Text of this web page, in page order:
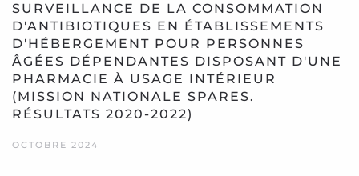
SURVEILLANCE DE LA CONSOMMATION
D'ANTIBIOTIQUES EN ÉTABLISSEMENTS
D'HÉBERGEMENT POUR PERSONNES
ÂGÉES DÉPENDANTES DISPOSANT D'UNE
PHARMACIE À USAGE INTÉRIEUR
(MISSION NATIONALE SPARES.
RÉSULTATS 2020-2022)
OCTOBRE 2024